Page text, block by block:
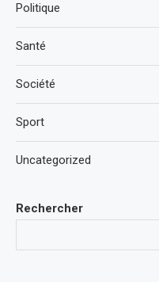
Rechercher
Politique
Santé
Société
Sport
Uncategorized